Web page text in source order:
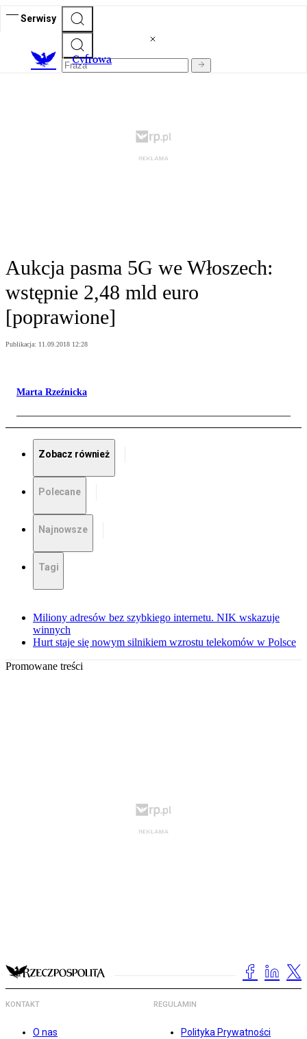
Serwisy
Cyfrowa
Aukcja pasma 5G we Włoszech:
wstępnie 2,48 mld euro
[poprawione]
Publikacja: 11.09.2018 12:28
Marta Rzeźnicka
Zobacz również
Polecane
Najnowsze
Tagi
Miliony adresów bez szybkiego internetu. NIK wskazuje
winnych
Hurt staje się nowym silnikiem wzrostu telekomów w Polsce
Promowane treści
KONTAKT
O nas
REGULAMIN
Polityka Prywatności